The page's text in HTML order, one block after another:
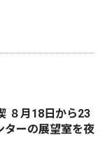
８月18日から23
ターの展望室を夜